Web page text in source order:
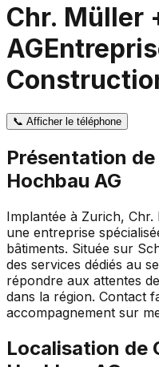
Chr. Müller
AG
📞 Afficher le téléphone
Présentation de
Hochbau AG
Implantée à Zurich,
une entreprise
bâtiments. Située sur
des services dédiés au
répondre aux attentes
dans la région. Contact
accompagnement sur
Localisation de